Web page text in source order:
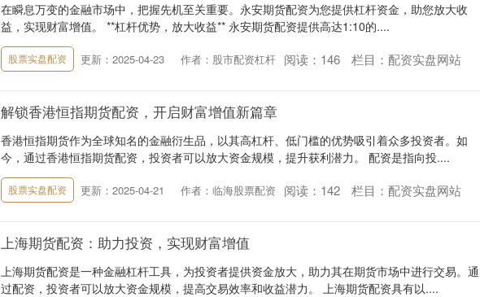
在瞬息万变的金融市场中，把握先机至关重要。永安期货配资为您提供杠杆资金，助您放大收
益，实现财富增值。 **杠杆优势，放大收益** 永安期货配资提供高达1:10的....
股票实盘配资 更新：2025-04-23 作者：股市配资杠杆 阅读： 146 栏目： 配资实盘网站
解锁香港恒指期货配资，开启财富增值新篇章
香港恒指期货作为全球知名的金融衍生品，以其高杠杆、低门槛的优势吸引着众多投资者。如
今，通过香港恒指期货配资，投资者可以放大资金规模，提升获利潜力。 配资是指向投....
股票实盘配资 更新：2025-04-21 作者：临海股票配资 阅读： 142 栏目： 配资实盘网站
上海期货配资：助力投资，实现财富增值
上海期货配资是一种金融杠杆工具，为投资者提供资金放大，助力其在期货市场中进行交易。通
过配资，投资者可以放大资金规模，提高交易效率和收益潜力。 上海期货配资具有以....